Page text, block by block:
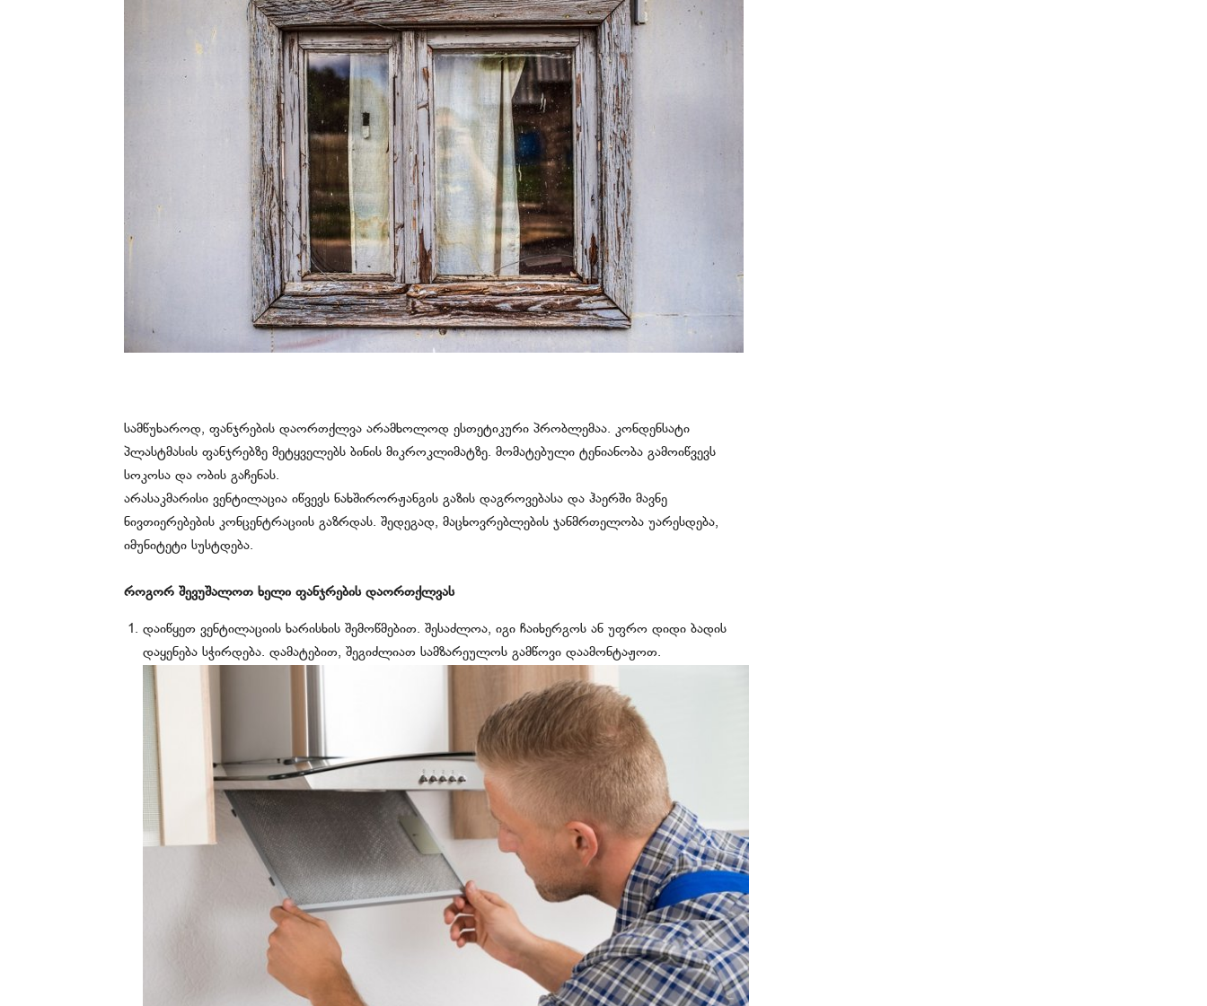
სამწუხაროდ, ფანჯრების დაორთქლვა არამხოლოდ ესთეტიკური პრობლემაა. კონდენსატი
პლასტმასის ფანჯრებზე მეტყველებს ბინის მიკროკლიმატზე. მომატებული ტენიანობა გამოიწვევს
სოკოსა და ობის გაჩენას.
არასაკმარისი ვენტილაცია იწვევს ნახშირორჟანგის გაზის დაგროვებასა და ჰაერში მავნე
ნივთიერებების კონცენტრაციის გაზრდას. შედეგად, მაცხოვრებლების ჯანმრთელობა უარესდება,
იმუნიტეტი სუსტდება.
როგორ შევუშალოთ ხელი ფანჯრების დაორთქლვას
დაიწყეთ ვენტილაციის ხარისხის შემოწმებით. შესაძლოა, იგი ჩაიხერგოს ან უფრო დიდი ბადის
დაყენება სჭირდება. დამატებით, შეგიძლიათ სამზარეულოს გამწოვი დაამონტაჟოთ.